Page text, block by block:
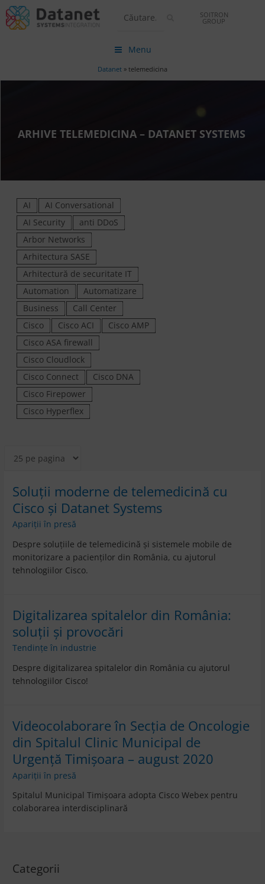
SOITRON
GROUP
Menu
Datanet » telemedicina
ARHIVE TELEMEDICINA – DATANET SYSTEMS
AI
AI Conversational
AI Security
anti DDoS
Arbor Networks
Arhitectura SASE
Arhitectură de securitate IT
Automation
Automatizare
Business
Call Center
Cisco
Cisco ACI
Cisco AMP
Cisco ASA firewall
Cisco Cloudlock
Cisco Connect
Cisco DNA
Cisco Firepower
Cisco Hyperflex
Soluții moderne de telemedicină cu
Cisco și Datanet Systems
Apariții în presă
Despre soluțiile de telemedicină și sistemele mobile de
monitorizare a pacienților din România, cu ajutorul
tehnologiilor Cisco.
Digitalizarea spitalelor din România:
soluții și provocări
Tendințe în industrie
Despre digitalizarea spitalelor din România cu ajutorul
tehnologiilor Cisco!
Videocolaborare în Secția de Oncologie
din Spitalul Clinic Municipal de
Urgenţă Timişoara – august 2020
Apariții în presă
Spitalul Municipal Timişoara adopta Cisco Webex pentru
colaborarea interdisciplinară
Categorii